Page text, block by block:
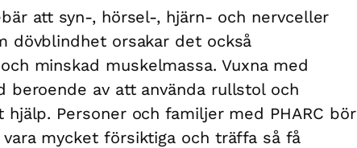
att syn-, hörsel-, hjärn- och nervceller
dövblindhet orsakar det också
minskad muskelmassa. Vuxna med
beroende av att använda rullstol och
hjälp. Personer och familjer med PHARC bör
vara mycket försiktiga och träffa så få